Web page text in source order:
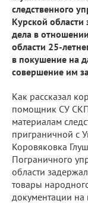
следственного
Курской области
дела в
области 25-
в покушение на
совершение им
Как рассказал
помощник СУ
материалам
приграничной с
Коровяковка
Пограничного
области
товары
документации